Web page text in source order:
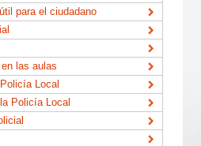
para el ciudadano
las aulas
Local
Policía Local